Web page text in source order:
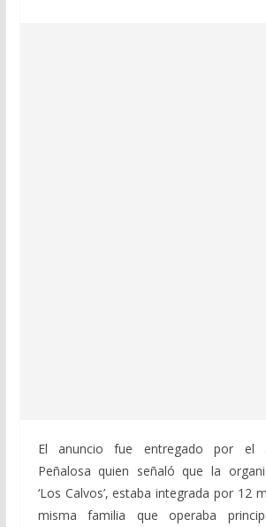
El anuncio fue entregado por el
Peñalosa quien señaló que la
‘Los Calvos’, estaba integrada por 12
misma familia que operaba